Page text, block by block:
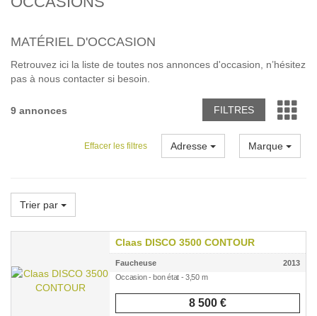
MATÉRIEL D'OCCASION
Retrouvez ici la liste de toutes nos annonces d'occasion, n’hésitez
pas à nous contacter si besoin.
9 annonces FILTRES
Effacer les filtres Adresse Marque
Trier par
Claas DISCO 3500 CONTOUR
Faucheuse
2013
Occasion - bon état - 3,50 m
8 500 €